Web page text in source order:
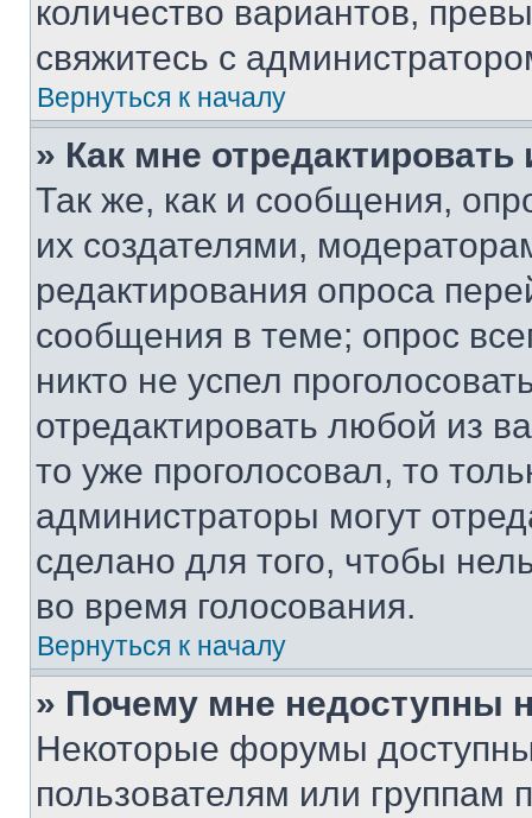
количество вариантов,
свяжитесь с
Вернуться к началу
» Как мне
Так же, как и сообщения,
их создателями,
редактирования опроса
сообщения в теме; опрос
никто не успел
отредактировать любой из
то уже проголосовал, то
администраторы могут
сделано для того, чтобы
во время голосования.
Вернуться к началу
» Почему мне недоступны
Некоторые форумы
пользователям или группам